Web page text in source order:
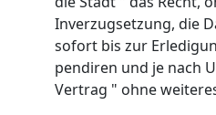
Inverzugsetzung, die
sofort bis zur
pendiren und je nach
Vertrag " ohne